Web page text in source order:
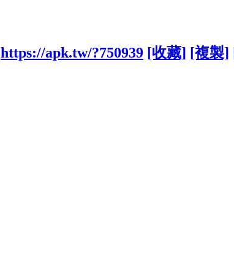
https://apk.tw/?750939 [收藏] [複製]